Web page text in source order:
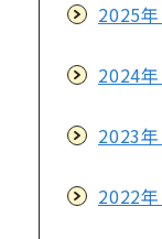
2025年
2024年
2023年
2022年